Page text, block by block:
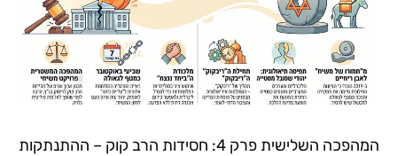
המהפכה השלישית פרק 4: חסידות הרב קוק – ההתנתקות